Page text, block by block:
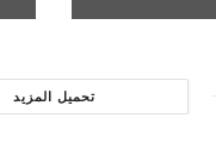
تحميل المزيد